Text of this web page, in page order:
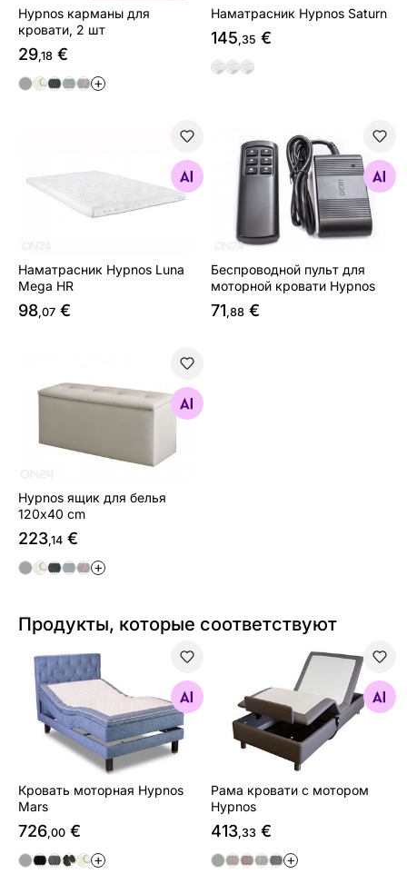
Hypnos карманы для
кровати, 2 шт
29,18 €
+
Наматрасник Hypnos Saturn
145,35 €
Наматрасник Hypnos Luna Mega HR
Найдите похожие
Наматрасник Hypnos Luna
Mega HR
98,07 €
Беспроводной пульт для
Найдите похожие
Беспроводной пульт для
моторной кровати Hypnos
71,88 €
Hypnos ящик для белья 120x40 cm
Найдите похожие
Hypnos ящик для белья
120x40 cm
223,14 €
+
Продукты, которые соответствуют
Кровать моторная Hypnos Mars
Найдите похожие
Кровать моторная Hypnos
Mars
726,00 €
+
Рама кровати с мотором
Найдите похожие
Рама кровати с мотором
Hypnos
413,33 €
+